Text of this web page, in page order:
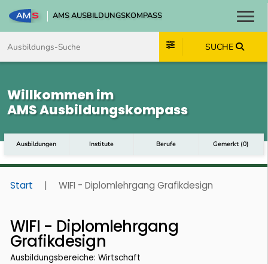
AMS AUSBILDUNGSKOMPASS
SUCHE
Willkommen im
AMS Ausbildungskompass
Ausbildungen Institute Berufe Gemerkt (0)
Start | WIFI - Diplomlehrgang Grafikdesign
WIFI - Diplomlehrgang
Grafikdesign
Ausbildungsbereiche: Wirtschaft